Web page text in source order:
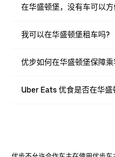
在华盛顿堡，没有车可以方
我可以在华盛顿堡租车吗?
优步如何在华盛顿堡保障乘
Uber Eats 优食是否在华盛